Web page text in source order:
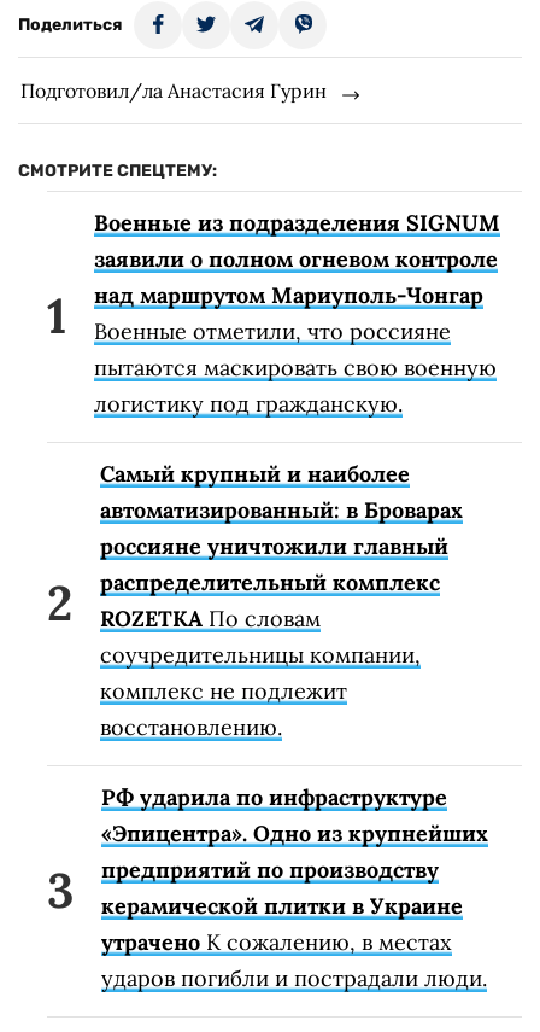
Поделиться
Подготовил/ла Анастасия Гурин
СМОТРИТЕ СПЕЦТЕМУ:
Военные из подразделения SIGNUM
заявили о полном огневом контроле
над маршрутом Мариуполь-Чонгар
Военные отметили, что россияне
пытаются маскировать свою военную
логистику под гражданскую.
Самый крупный и наиболее
автоматизированный: в Броварах
россияне уничтожили главный
распределительный комплекс
ROZETKA По словам
соучредительницы компании,
комплекс не подлежит
восстановлению.
РФ ударила по инфраструктуре
«Эпицентра». Одно из крупнейших
предприятий по производству
керамической плитки в Украине
утрачено К сожалению, в местах
ударов погибли и пострадали люди.